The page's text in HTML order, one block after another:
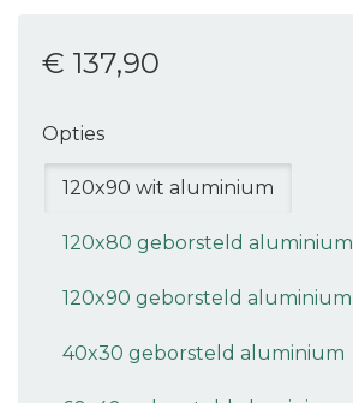
€ 137,90
Opties
120x90 wit aluminium
120x80 geborsteld aluminium
120x90 geborsteld aluminium
40x30 geborsteld aluminium